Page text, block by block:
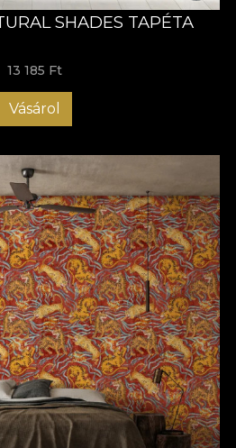
SHADES TAPÉTA
13 185 Ft
Vásárol